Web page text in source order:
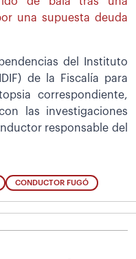
una supuesta deuda
del Instituto
de la Fiscalía para
correspondiente,
las investigaciones
responsable del
CONDUCTOR FUGÓ